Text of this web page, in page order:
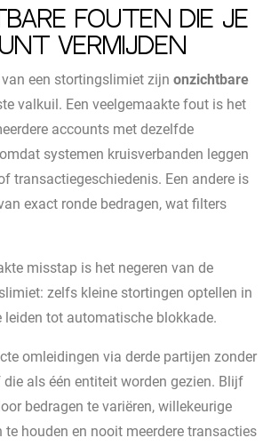
fouten die je
vermijden
een stortingslimiet zijn onzichtbare
valkuil. Een veelgemaakte fout is het
accounts met dezelfde
systemen kruisverbanden leggen
transactiegeschiedenis. Een andere is
exact ronde bedragen, wat filters
misstap is het negeren van de
zelfs kleine stortingen optellen in
leiden tot automatische blokkade.
omleidingen via derde partijen zonder
als één entiteit worden gezien. Blijf
bedragen te variëren, willekeurige
houden en nooit meerdere transacties